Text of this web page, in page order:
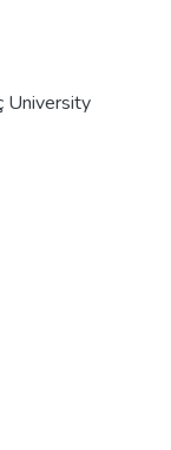
University